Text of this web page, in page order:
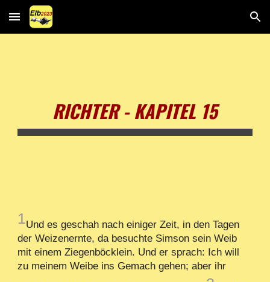
Skip to main content Skip to navigation
RICHTER - KAPITEL 15
1Und es geschah nach einiger Zeit, in den Tagen
der Weizenernte, da besuchte Simson sein Weib
mit einem Ziegenböcklein. Und er sprach: Ich will
zu meinem Weibe ins Gemach gehen; aber ihr